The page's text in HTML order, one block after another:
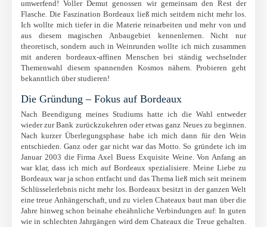
umwerfend! Voller Demut genossen wir gemeinsam den Rest der
Flasche. Die Faszination Bordeaux ließ mich seitdem nicht mehr los.
Ich wollte mich tiefer in die Materie reinarbeiten und mehr von und
aus diesem magischen Anbaugebiet kennenlernen. Nicht nur
theoretisch, sondern auch in Weinrunden wollte ich mich zusammen
mit anderen bordeaux-affinen Menschen bei ständig wechselnder
Themenwahl diesem spannenden Kosmos nähern. Probieren geht
bekanntlich über studieren!
Die Gründung – Fokus auf Bordeaux
Nach Beendigung meines Studiums hatte ich die Wahl entweder
wieder zur Bank zurückzukehren oder etwas ganz Neues zu beginnen.
Nach kurzer Überlegungsphase habe ich mich dann für den Wein
entschieden. Ganz oder gar nicht war das Motto. So gründete ich im
Januar 2003 die Firma Axel Buess Exquisite Weine. Von Anfang an
war klar, dass ich mich auf Bordeaux spezialisiere. Meine Liebe zu
Bordeaux war ja schon entfacht und das Thema ließ mich seit meinem
Schlüsselerlebnis nicht mehr los. Bordeaux besitzt in der ganzen Welt
eine treue Anhängerschaft, und zu vielen Chateaux baut man über die
Jahre hinweg schon beinahe eheähnliche Verbindungen auf: In guten
wie in schlechten Jahrgängen wird dem Chateaux die Treue gehalten.